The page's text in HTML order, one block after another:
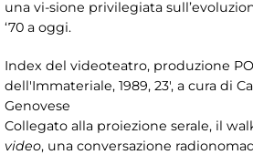
una vi-sione privilegiata
‘70 a oggi.
Index del videoteatro, produzione
dell'Immateriale, 1989, 23', a cura di
Genovese
Collegato alla proiezione serale, il
video, una conversazione